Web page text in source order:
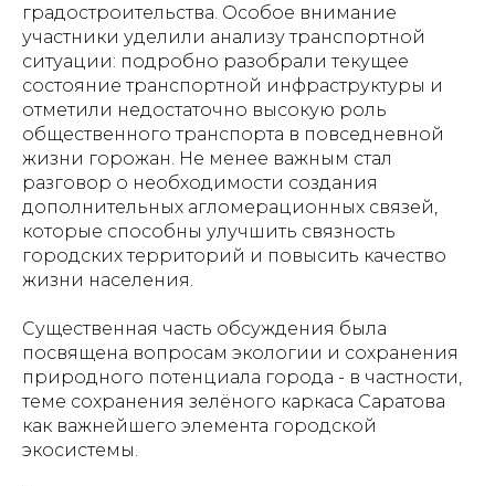
градостроительства. Особое внимание
участники уделили анализу транспортной
ситуации: подробно разобрали текущее
состояние транспортной инфраструктуры и
отметили недостаточно высокую роль
общественного транспорта в повседневной
жизни горожан. Не менее важным стал
разговор о необходимости создания
дополнительных агломерационных связей,
которые способны улучшить связность
городских территорий и повысить качество
жизни населения.
Существенная часть обсуждения была
посвящена вопросам экологии и сохранения
природного потенциала города - в частности,
теме сохранения зелёного каркаса Саратова
как важнейшего элемента городской
экосистемы.